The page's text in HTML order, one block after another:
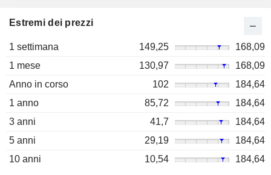
Estremi dei prezzi
1 settimana 149,25
168,09
1 mese
130,97
168,09
Anno in corso
102
184,64
1 anno
85,72
184,64
3 anni
41,7
184,64
5 anni
29,19
184,64
10 anni
10,54 184,64